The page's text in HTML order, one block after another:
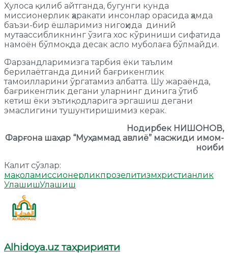
Хулоса қилиб айтганда, бугунги кунда
миссионерлик ҳаракати инсонлар орасида ҳамда
баъзи-бир ёшларимиз нигоҳида диний
мутаассибликнинг ўзига хос кўриниши сифатида
намоён бўлмоқда десак асло муболаға бўлмайди.
Фарзандларимизга тарбия ёки таълим
берилаётганда диний бағрикенглик
тамоилларини ўргатамиз албатта. Шу жараёнда,
бағрикенглик дегани уларнинг динига ўтиб
кетиш ёки эътиқодларига эргашиш дегани
эмаслигини тушунтиришимиз керак.
Нодирбек НИШОНОВ,
Фарғона шаҳар “Муҳаммад авлиё” масжиди имом-
ноиби
Калит сўзлар:
мақоламиссионерликпрозелитизмхристианлик
УлашишУлашиш
Alhidoya.uz таҳририяти